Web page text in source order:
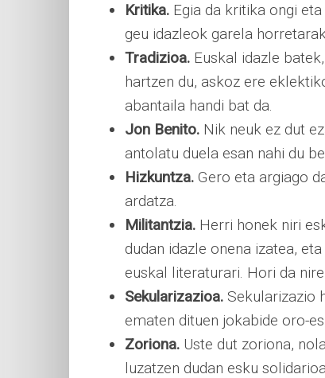
Kritika. Egia da kritika ongi
geu idazleok garela
Tradizioa. Euskal idazle
hartzen du, askoz ere
abantaila handi bat da.
Jon Benito. Nik neuk ez dut
antolatu duela esan nahi du
Hizkuntza. Gero eta argiago
ardatza.
Militantzia. Herri honek niri
dudan idazle onena izatea,
euskal literaturari. Hori da
Sekularizazioa.
ematen dituen jokabide oro-
Zoriona. Uste dut zoriona,
luzatzen dudan esku solidarioa